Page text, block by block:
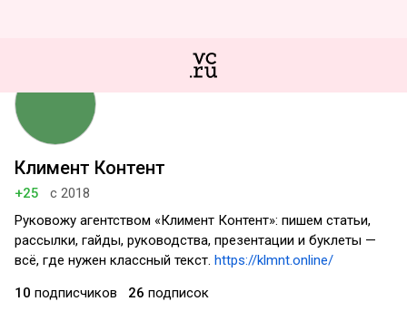
Климент Контент
+25
с 2018
Руковожу агентством «Климент Контент»: пишем статьи,
рассылки, гайды, руководства, презентации и буклеты —
всё, где нужен классный текст. https://klmnt.online/
10 подписчиков 26 подписок